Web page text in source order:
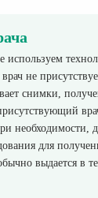
не
снимки,
необходимости,
для
выдается в